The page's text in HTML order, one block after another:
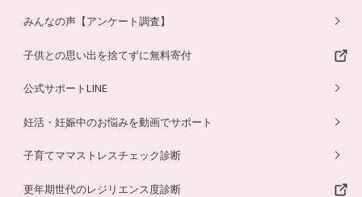
みんなの声【アンケート調査】
子供との思い出を捨てずに無料寄付
公式サポートLINE
妊活・妊娠中のお悩みを動画でサポート
子育てママストレスチェック診断
更年期世代のレジリエンス度診断